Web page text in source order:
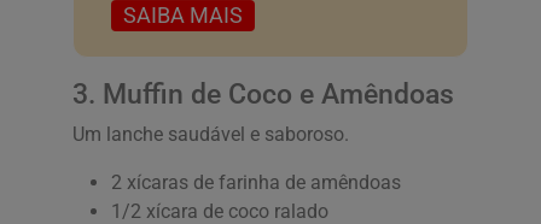
SAIBA MAIS
3. Muffin de Coco e Amêndoas
Um lanche saudável e saboroso.
2 xícaras de farinha de amêndoas
1/2 xícara de coco ralado